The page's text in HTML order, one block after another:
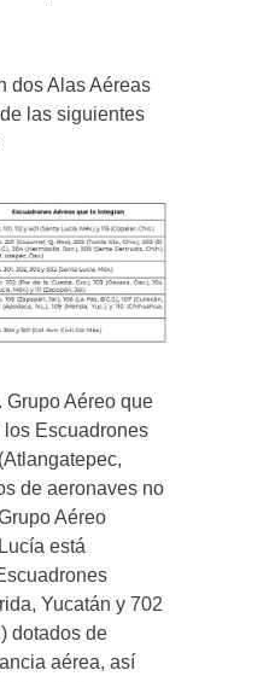
dos Alas Aéreas
las siguientes
Grupo Aéreo que
Escuadrones
de aeronaves no
Aéreo
está
Yucatán y 702
dotados de
aérea, así